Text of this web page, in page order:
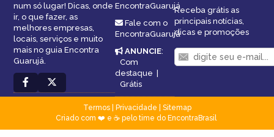
num só lugar! Dicas, onde
ir, o que fazer, as
melhores empresas,
locais, serviços e muito
mais no guia Encontra
Guarujá.
EncontraGuarujá
Fale com o
EncontraGuarujá
ANUNCIE:
Com
destaque |
Grátis
Receba grátis as
principais notícias,
dicas e promoções
Termos| Privacidade
Sitemap
Criado com ❤️ e ☕ pelo time do EncontraBrasil